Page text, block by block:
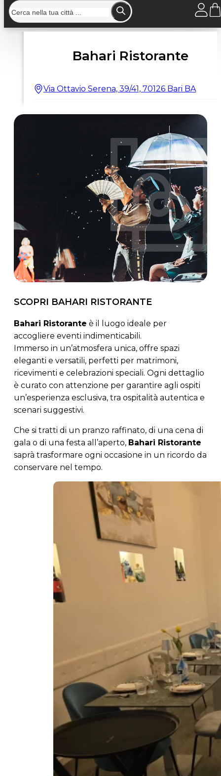
Home/Strutture/Bahari Ristorante
Bahari Ristorante
Via Ottavio Serena, 39/41, 70126 Bari BA
SCOPRI BAHARI RISTORANTE
Bahari Ristorante è il luogo ideale per
accogliere eventi indimenticabili.
Immerso in un’atmosfera unica, offre spazi
eleganti e versatili, perfetti per matrimoni,
ricevimenti e celebrazioni speciali. Ogni dettaglio
è curato con attenzione per garantire agli ospiti
un’esperienza esclusiva, tra ospitalità autentica e
scenari suggestivi.
Che si tratti di un pranzo raffinato, di una cena di
gala o di una festa all’aperto, Bahari Ristorante
saprà trasformare ogni occasione in un ricordo da
conservare nel tempo.